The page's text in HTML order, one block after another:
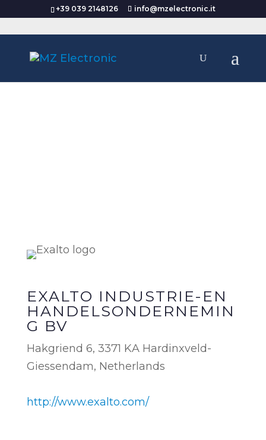
+39 039 2148126 info@mzelectronic.it
EXALTO INDUSTRIE-EN
HANDELSONDERNEMIN
G BV
Hakgriend 6, 3371 KA Hardinxveld-
Giessendam, Netherlands
http://www.exalto.com/